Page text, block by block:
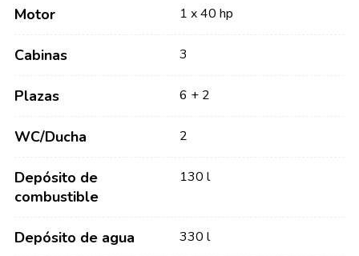
Motor 1 x 40 hp
Cabinas 3
Plazas 6 + 2
WC/Ducha 2
Depósito de
combustible
130 l
Depósito de agua 330 l